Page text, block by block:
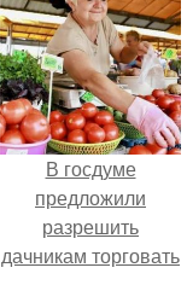
В госдуме
предложили
разрешить
дачникам торговать